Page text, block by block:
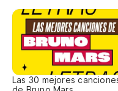
Las 30 mejores